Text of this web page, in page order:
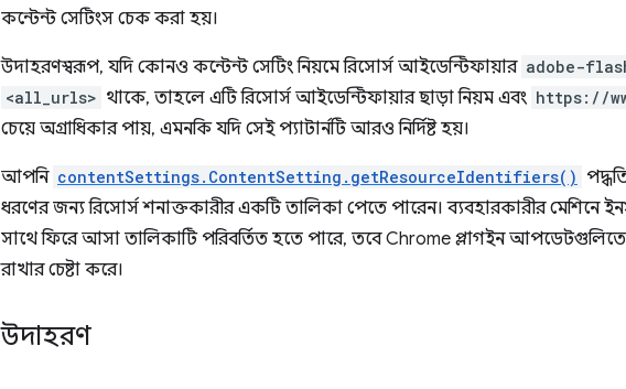
কন্টেন্ট সেটিংস চেক করা হয়।
উদাহরণস্বরূপ, যদি কোনও কন্টেন্ট সেটিং নিয়মে রিসোর্স আইডেন্টিফায়ার adobe-
<all_urls> থাকে, তাহলে এটি রিসোর্স আইডেন্টিফায়ার ছাড়া নিয়ম এবং https://
চেয়ে অগ্রাধিকার পায়, এমনকি যদি সেই প্যাটার্নটি আরও নির্দিষ্ট হয়।
আপনি contentSettings.ContentSetting.getResourceIdentifiers()
ধরণের জন্য রিসোর্স শনাক্তকারীর একটি তালিকা পেতে পারেন। ব্যবহারকারীর মেশিনে
সাথে ফিরে আসা তালিকাটি পরিবর্তিত হতে পারে, তবে Chrome প্লাগইন আপডেটগুলিতে
রাখার চেষ্টা করে।
উদাহরণ